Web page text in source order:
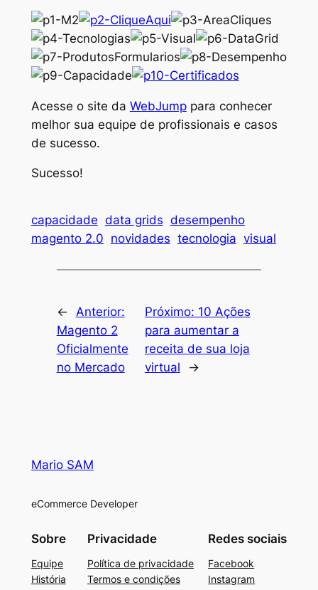
Acesse o site da WebJumppara conhecer
melhor sua equipe de profissionais e casos
de sucesso.
Sucesso!
capacidade data grids desempenho
magento 2.0 novidades tecnologia visual
← Anterior:
Magento 2
Oficialmente
no Mercado
Próximo: 10 Ações
para aumentar a
receita de sua loja
virtual
→
Mario SAM
eCommerce Developer
Sobre
Equipe
História
Privacidade
Política de privacidade
Termos e condições
Redes sociais
Facebook
Instagram